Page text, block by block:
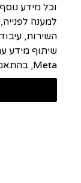
וכל מידע
למענה
השירות,
Meta, בהתאם ל